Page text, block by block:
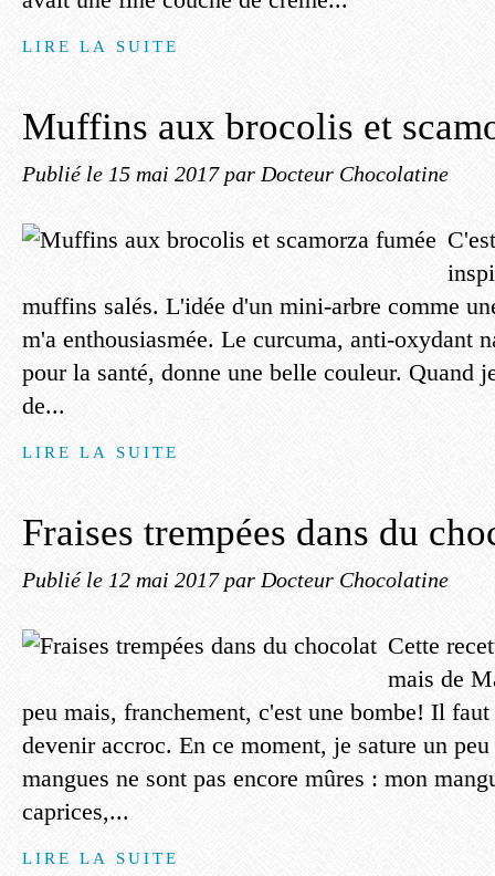
LIRE LA SUITE
Muffins aux brocolis et
Publié le 15 mai 2017 par Docteur Chocolatine
muffins salés. L'idée d'un mini-arbre comme
m'a enthousiasmée. Le curcuma, anti-oxydant
pour la santé, donne une belle couleur. Quand
de...
LIRE LA SUITE
Fraises trempées dans du
Publié le 12 mai 2017 par Docteur Chocolatine
Cette
mais de
peu mais, franchement, c'est une bombe! Il
devenir accroc. En ce moment, je sature un
mangues ne sont pas encore mûres : mon
caprices,...
LIRE LA SUITE